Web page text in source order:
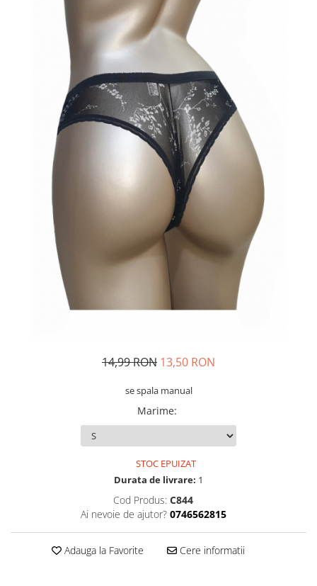
14,99 RON 13,50 RON
se spala manual
Marime:
STOC EPUIZAT
Durata de livrare: 1
Cod Produs: C844
Ai nevoie de ajutor? 0746562815
Adauga la Favorite Cere informatii